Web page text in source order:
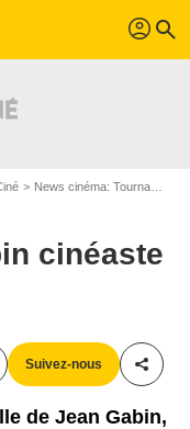
profil search
News cinéma: Tournages
cinéaste
Suivez-nous
de Jean Gabin,